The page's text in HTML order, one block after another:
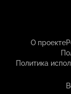
О проекте
Политика